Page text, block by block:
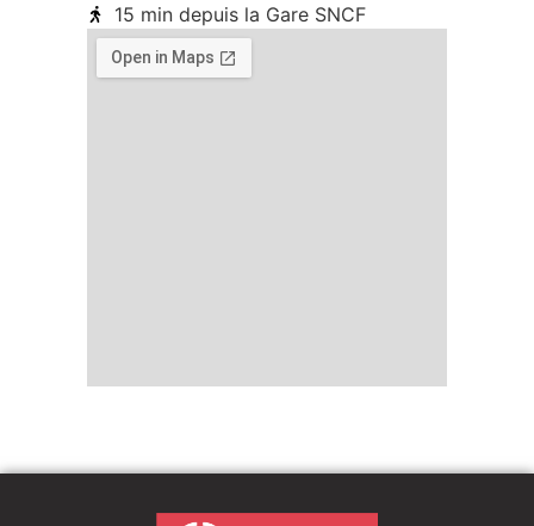
15 min depuis la Gare SNCF